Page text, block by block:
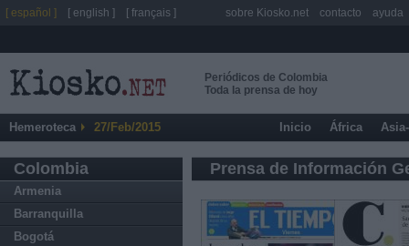
Periódicos de Colombia
Toda la prensa de hoy
Hemeroteca 27/Feb/2015 Inicio África
Colombia
Armenia
Barranquilla
Bogotá
Prensa de Información
[ español ] [ english ] [ français ] sobre Kiosko.net contacto ayuda